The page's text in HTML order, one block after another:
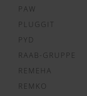
PAW
PLUGGIT
PYD
RAAB-GRUPPE
REMEHA
REMKO